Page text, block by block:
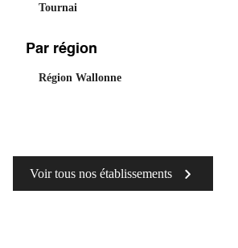
Tournai
Par région
Région Wallonne
Voir tous nos établissements